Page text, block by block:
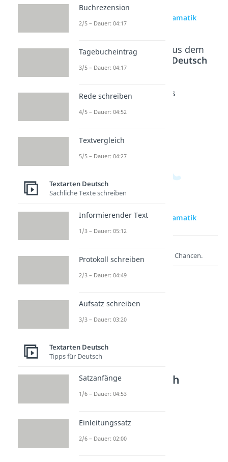
zur Videoseite: Dramatik
Beliebte Inhalte aus dem
Textarten Deutsch
Drama
05:12
Aristote
Drama
04:55
Kathars
zur Videoseite: Dramatik
Entdecke hier deine Chancen.
Textarten Deutsch
Literarische Gattungen
Epik
Dauer: 04:10
Buchrezension
2/5 – Dauer: 04:17
Tagebucheintrag
3/5 – Dauer: 04:17
Rede schreiben
4/5 – Dauer: 04:52
Textvergleich
5/5 – Dauer: 04:27
Textarten Deutsch
Sachliche Texte schreiben
Informierender Text
1/3 – Dauer: 05:12
Protokoll schreiben
2/3 – Dauer: 04:49
Aufsatz schreiben
3/3 – Dauer: 03:20
Textarten Deutsch
Tipps für Deutsch
Satzanfänge
1/6 – Dauer: 04:53
Einleitungssatz
2/6 – Dauer: 02:00